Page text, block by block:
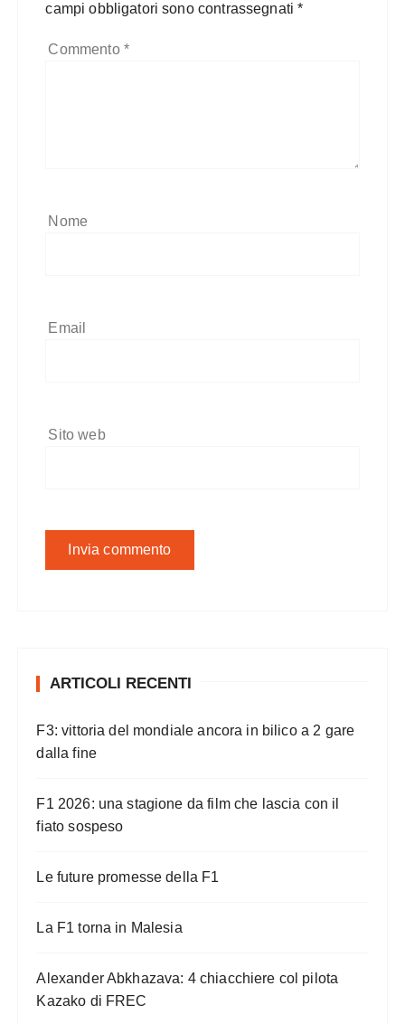
campi obbligatori sono contrassegnati*
Commento *
Nome
Email
Sito web
ARTICOLI RECENTI
F3: vittoria del mondiale ancora in bilico a 2 gare
dalla fine
F1 2026: una stagione da film che lascia con il
fiato sospeso
Le future promesse della F1
La F1 torna in Malesia
Alexander Abkhazava: 4 chiacchiere col pilota
Kazako di FREC